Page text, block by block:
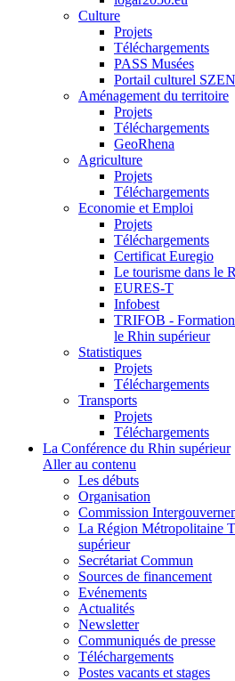
Culture
Projets
Téléchargements
PASS Musées
Portail culturel
Aménagement du territoire
Projets
Téléchargements
GeoRhena
Agriculture
Projets
Téléchargements
Economie et Emploi
Projets
Téléchargements
Certificat Euregio
Le tourisme dans le
EURES-T
Infobest
TRIFOB -
le Rhin supérieur
Statistiques
Projets
Téléchargements
Transports
Projets
Téléchargements
La Conférence du Rhin supérieur
Aller au contenu
Les débuts
Organisation
Commission
La Région Métropolitaine
supérieur
Secrétariat Commun
Sources de financement
Evénements
Actualités
Newsletter
Communiqués de presse
Téléchargements
Postes vacants et stages